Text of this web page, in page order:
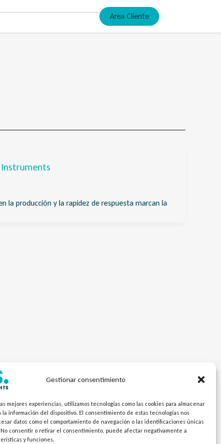
Gestionar consentimiento
mejores experiencias, utilizamos tecnologías como las cookies para almacenar
la información del dispositivo. El consentimiento de estas tecnologías nos
datos como el comportamiento de navegación o las identificaciones únicas
consentir o retirar el consentimiento, puede afectar negativamente a
y funciones.
Area Cliente
Instruments
la producción y la rapidez de respuesta marcan la